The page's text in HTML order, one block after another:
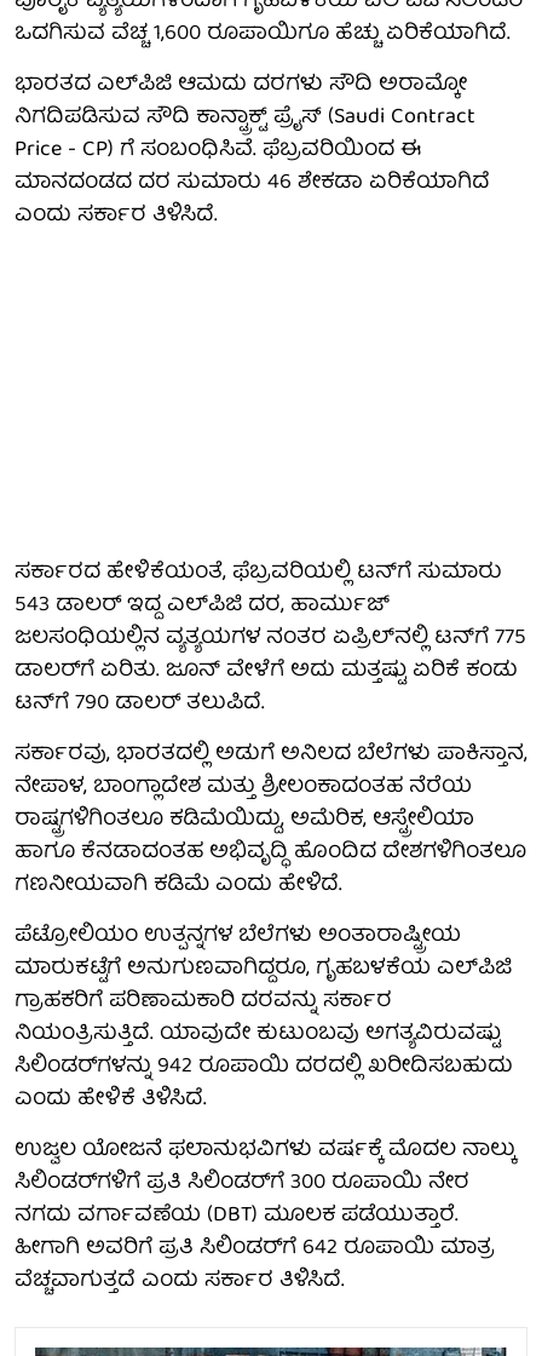
ಒದಗಿಸುವ ವೆಚ್ಚ 1,600 ರೂಪಾಯಿಗೂ ಹೆಚ್ಚು ಏರಿಕೆಯಾಗಿದೆ.
ಭಾರತದ ಎಲ್‌ಪಿಜಿ ಆಮದು ದರಗಳು ಸೌದಿ ಅರಾಮ್ಕೋ
ನಿಗದಿಪಡಿಸುವ ಸೌದಿ ಕಾನ್ಟ್ರಾಕ್ಟ್ ಪ್ರೈಸ್ (Saudi Contract
Price - CP) ಗೆ ಸಂಬಂಧಿಸಿವೆ. ಫೆಬ್ರವರಿಯಿಂದ ಈ
ಮಾನದಂಡದ ದರ ಸುಮಾರು 46 ಶೇಕಡಾ ಏರಿಕೆಯಾಗಿದೆ
ಎಂದು ಸರ್ಕಾರ ತಿಳಿಸಿದೆ.
ಸರ್ಕಾರದ ಹೇಳಿಕೆಯಂತೆ, ಫೆಬ್ರವರಿಯಲ್ಲಿ ಟನ್‌ಗೆ ಸುಮಾರು
543 ಡಾಲರ್ ಇದ್ದ ಎಲ್‌ಪಿಜಿ ದರ, ಹಾರ್ಮುಜ್
ಜಲಸಂಧಿಯಲ್ಲಿನ ವ್ಯತ್ಯಯಗಳ ನಂತರ ಏಪ್ರಿಲ್‌ನಲ್ಲಿ ಟನ್‌ಗೆ 775
ಡಾಲರ್‌ಗೆ ಏರಿತು. ಜೂನ್ ವೇಳೆಗೆ ಅದು ಮತ್ತಷ್ಟು ಏರಿಕೆ ಕಂಡು
ಟನ್‌ಗೆ 790 ಡಾಲರ್ ತಲುಪಿದೆ.
ಸರ್ಕಾರವು, ಭಾರತದಲ್ಲಿ ಅಡುಗೆ ಅನಿಲದ ಬೆಲೆಗಳು ಪಾಕಿಸ್ತಾನ,
ನೇಪಾಳ, ಬಾಂಗ್ಲಾದೇಶ ಮತ್ತು ಶ್ರೀಲಂಕಾದಂತಹ ನೆರೆಯ
ರಾಷ್ಟ್ರಗಳಿಗಿಂತಲೂ ಕಡಿಮೆಯಿದ್ದು, ಅಮೆರಿಕ, ಆಸ್ಟ್ರೇಲಿಯಾ
ಹಾಗೂ ಕೆನಡಾದಂತಹ ಅಭಿವೃದ್ಧಿ ಹೊಂದಿದ ದೇಶಗಳಿಗಿಂತಲೂ
ಗಣನೀಯವಾಗಿ ಕಡಿಮೆ ಎಂದು ಹೇಳಿದೆ.
ಪೆಟ್ರೋಲಿಯಂ ಉತ್ಪನ್ನಗಳ ಬೆಲೆಗಳು ಅಂತಾರಾಷ್ಟ್ರೀಯ
ಮಾರುಕಟ್ಟೆಗೆ ಅನುಗುಣವಾಗಿದ್ದರೂ, ಗೃಹಬಳಕೆಯ ಎಲ್‌ಪಿಜಿ
ಗ್ರಾಹಕರಿಗೆ ಪರಿಣಾಮಕಾರಿ ದರವನ್ನು ಸರ್ಕಾರ
ನಿಯಂತ್ರಿಸುತ್ತಿದೆ. ಯಾವುದೇ ಕುಟುಂಬವು ಅಗತ್ಯವಿರುವಷ್ಟು
ಸಿಲಿಂಡರ್‌ಗಳನ್ನು 942 ರೂಪಾಯಿ ದರದಲ್ಲಿ ಖರೀದಿಸಬಹುದು
ಎಂದು ಹೇಳಿಕೆ ತಿಳಿಸಿದೆ.
ಉಜ್ವಲ ಯೋಜನೆ ಫಲಾನುಭವಿಗಳು ವರ್ಷಕ್ಕೆ ಮೊದಲ ನಾಲ್ಕು
ಸಿಲಿಂಡರ್‌ಗಳಿಗೆ ಪ್ರತಿ ಸಿಲಿಂಡರ್‌ಗೆ 300 ರೂಪಾಯಿ ನೇರ
ನಗದು ವರ್ಗಾವಣೆಯ (DBT) ಮೂಲಕ ಪಡೆಯುತ್ತಾರೆ.
ಹೀಗಾಗಿ ಅವರಿಗೆ ಪ್ರತಿ ಸಿಲಿಂಡರ್‌ಗೆ 642 ರೂಪಾಯಿ ಮಾತ್ರ
ವೆಚ್ಚವಾಗುತ್ತದೆ ಎಂದು ಸರ್ಕಾರ ತಿಳಿಸಿದೆ.